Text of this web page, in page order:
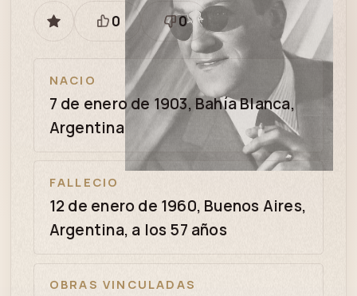
GUARDAREstá
0
Necesita
revisión
0
NACIO
7 de enero de 1903, Bahía Blanca,
Argentina
FALLECIO
12 de enero de 1960, Buenos Aires,
Argentina, a los 57 años
OBRAS VINCULADAS